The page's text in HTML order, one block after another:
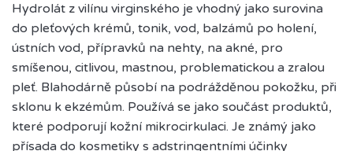
Hydrolát z vilínu virginského je vhodný jako surovina
do pleťových krémů, tonik, vod, balzámů po holení,
ústních vod, přípravků na nehty, na akné, pro
smíšenou, citlivou, mastnou, problematickou a zralou
pleť. Blahodárně působí na podrážděnou pokožku, při
sklonu k ekzémům. Používá se jako součást produktů,
které podporují kožní mikrocirkulaci. Je známý jako
přísada do kosmetiky s adstringentními účinky